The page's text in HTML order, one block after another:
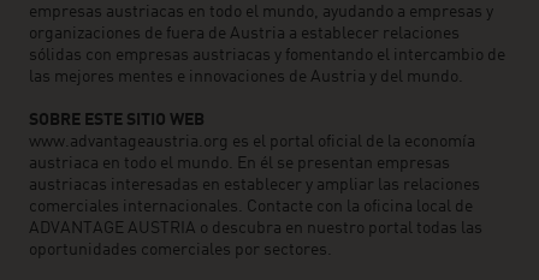
empresas austriacas en todo el mundo, ayudando a empresas y
organizaciones de fuera de Austria a establecer relaciones
sólidas con empresas austriacas y fomentando el intercambio de
las mejores mentes e innovaciones de Austria y del mundo.
SOBRE ESTE SITIO WEB
www.advantageaustria.org es el portal oficial de la economía
austriaca en todo el mundo. En él se presentan empresas
austriacas interesadas en establecer y ampliar las relaciones
comerciales internacionales. Contacte con la oficina local de
ADVANTAGE AUSTRIA o descubra en nuestro portal todas las
oportunidades comerciales por sectores.